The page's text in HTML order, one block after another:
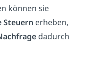
können sie
Steuern erheben,
dadurch